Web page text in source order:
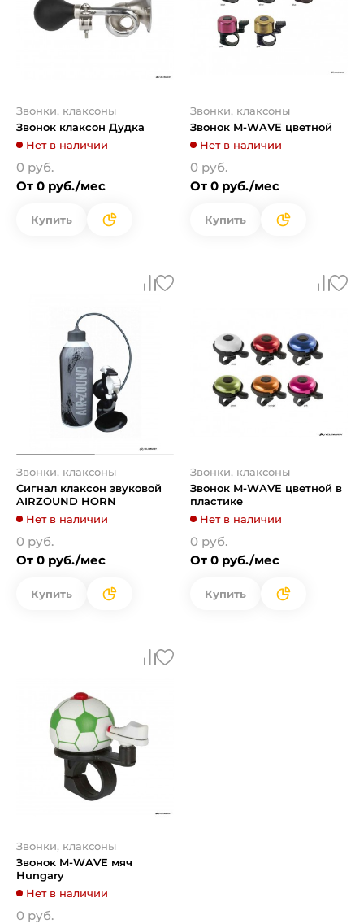
Звонки, клаксоны
Звонок клаксон Дудка
Нет в наличии
0 руб.
От 0 руб./мес
Купить
Звонки, клаксоны
Звонок M-WAVE цветной
Нет в наличии
0 руб.
От 0 руб./мес
Купить
Звонки, клаксоны
Сигнал клаксон звуковой
AIRZOUND HORN
Нет в наличии
0 руб.
От 0 руб./мес
Купить
Звонки, клаксоны
Звонок M-WAVE цветной в
пластике
Нет в наличии
0 руб.
От 0 руб./мес
Купить
Звонки, клаксоны
Звонок M-WAVE мяч
Hungary
Нет в наличии
0 руб.